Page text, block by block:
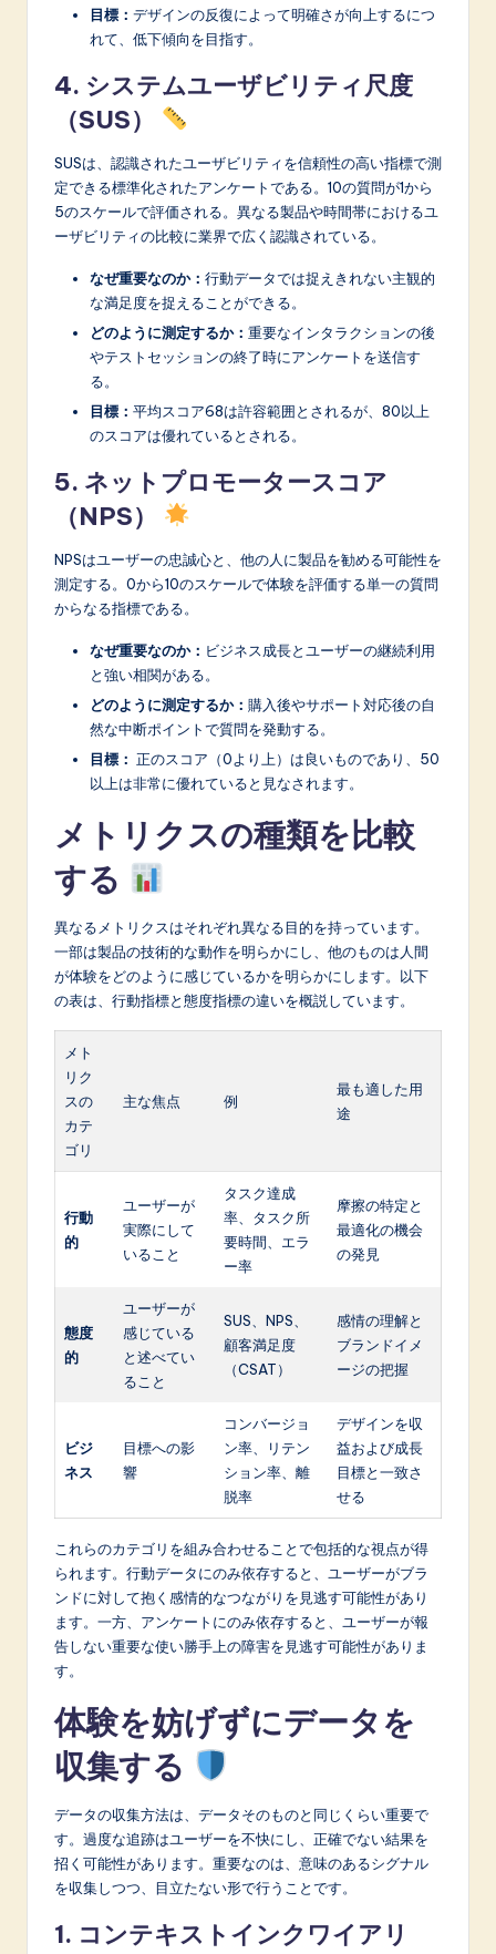
目標： デザインの反復によって明確さが向上するにつ
れて、低下傾向を目指す。
4. システムユーザビリティ尺度
（SUS）
SUSは、認識されたユーザビリティを信頼性の高い指標で測
定できる標準化されたアンケートである。10の質問が1から
5のスケールで評価される。異なる製品や時間帯におけるユ
ーザビリティの比較に業界で広く認識されている。
なぜ重要なのか： 行動データでは捉えきれない主観的
な満足度を捉えることができる。
どのように測定するか： 重要なインタラクションの後
やテストセッションの終了時にアンケートを送信す
る。
目標： 平均スコア68は許容範囲とされるが、80以上
のスコアは優れているとされる。
5. ネットプロモータースコア
（NPS）
NPSはユーザーの忠誠心と、他の人に製品を勧める可能性を
測定する。0から10のスケールで体験を評価する単一の質問
からなる指標である。
なぜ重要なのか： ビジネス成長とユーザーの継続利用
と強い相関がある。
どのように測定するか： 購入後やサポート対応後の自
然な中断ポイントで質問を発動する。
目標： 正のスコア（0より上）は良いものであり、50
以上は非常に優れていると見なされます。
メトリクスの種類を比較
する
異なるメトリクスはそれぞれ異なる目的を持っています。
一部は製品の技術的な動作を明らかにし、他のものは人間
が体験をどのように感じているかを明らかにします。以下
の表は、行動指標と態度指標の違いを概説しています。
メト
リク
スの
カテ
ゴリ
主な焦点 例
最も適した用
途
行動
的
ユーザーが
実際にして
いること
タスク達成
率、タスク所
要時間、エラ
ー率
摩擦の特定と
最適化の機会
の発見
態度
的
ユーザーが
感じている
と述べてい
ること
SUS、NPS、
顧客満足度
（CSAT）
感情の理解と
ブランドイメ
ージの把握
ビジ
ネス
目標への影
響
コンバージョ
ン率、リテン
ション率、離
脱率
デザインを収
益および成長
目標と一致さ
せる
これらのカテゴリを組み合わせることで包括的な視点が得
られます。行動データにのみ依存すると、ユーザーがブラ
ンドに対して抱く感情的なつながりを見逃す可能性があり
ます。一方、アンケートにのみ依存すると、ユーザーが報
告しない重要な使い勝手上の障害を見逃す可能性がありま
す。
体験を妨げずにデータを
収集する
データの収集方法は、データそのものと同じくらい重要で
す。過度な追跡はユーザーを不快にし、正確でない結果を
招く可能性があります。重要なのは、意味のあるシグナル
を収集しつつ、目立たない形で行うことです。
1. コンテキストインクワイアリ